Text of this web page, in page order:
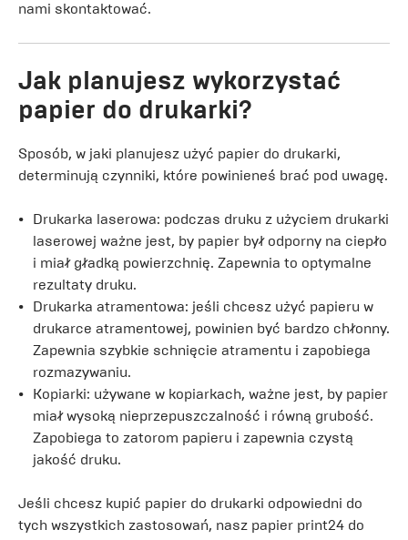
nami skontaktować.
Jak planujesz wykorzystać
papier do drukarki?
Sposób, w jaki planujesz użyć papier do drukarki,
determinują czynniki, które powinieneś brać pod uwagę.
Drukarka laserowa: podczas druku z użyciem drukarki
laserowej ważne jest, by papier był odporny na ciepło
i miał gładką powierzchnię. Zapewnia to optymalne
rezultaty druku.
Drukarka atramentowa: jeśli chcesz użyć papieru w
drukarce atramentowej, powinien być bardzo chłonny.
Zapewnia szybkie schnięcie atramentu i zapobiega
rozmazywaniu.
Kopiarki: używane w kopiarkach, ważne jest, by papier
miał wysoką nieprzepuszczalność i równą grubość.
Zapobiega to zatorom papieru i zapewnia czystą
jakość druku.
Jeśli chcesz kupić papier do drukarki odpowiedni do
tych wszystkich zastosowań, nasz papier print24 do